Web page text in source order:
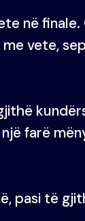
në finale.
vete,
farë
pasi të